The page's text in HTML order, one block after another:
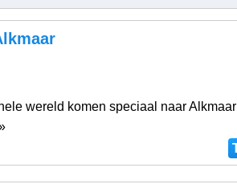
wereld komen speciaal naar